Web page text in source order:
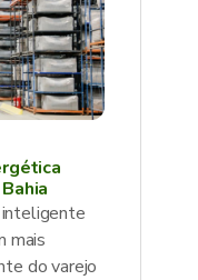
inteligente
mais
do varejo